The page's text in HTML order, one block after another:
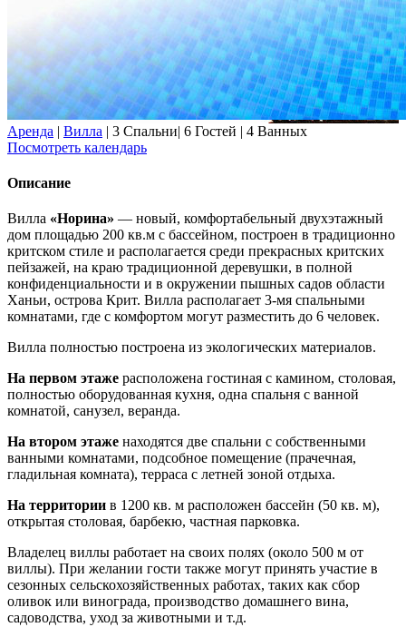
Аренда | Вилла | 3 Спальни| 6 Гостей | 4 Ванных
Посмотреть календарь
Описание
Вилла «Норина» — новый, комфортабельный двухэтажный
дом площадью 200 кв.м с бассейном, построен в традиционно
критском стиле и располагается среди прекрасных критских
пейзажей, на краю традиционной деревушки, в полной
конфиденциальности и в окружении пышных садов области
Ханьи, острова Крит. Вилла располагает 3-мя спальными
комнатами, где с комфортом могут разместить до 6 человек.
Вилла полностью построена из экологических материалов.
На первом этаже расположена гостиная с камином, столовая,
полностью оборудованная кухня, одна спальня с ванной
комнатой, санузел, веранда.
На втором этаже находятся две спальни с собственными
ванными комнатами, подсобное помещение (прачечная,
гладильная комната), терраса с летней зоной отдыха.
На территории в 1200 кв. м расположен бассейн (50 кв. м),
открытая столовая, барбекю, частная парковка.
Владелец виллы работает на своих полях (около 500 м от
виллы). При желании гости также могут принять участие в
сезонных сельскохозяйственных работах, таких как сбор
оливок или винограда, производство домашнего вина,
садоводства, уход за животными и т.д.